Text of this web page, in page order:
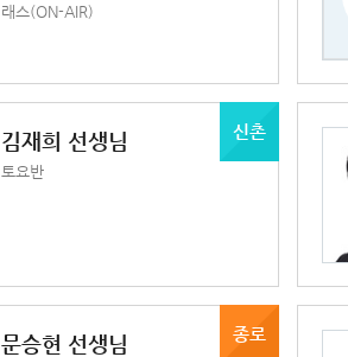
래스(ON-AIR)
김재희 선생님
토요반
신촌
문승현 선생님 종로